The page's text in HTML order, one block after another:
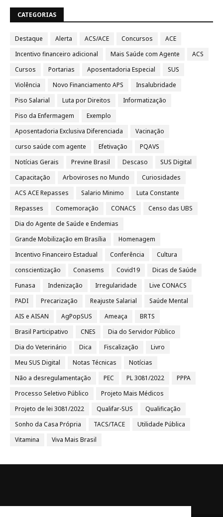
CATEGORIAS
Destaque Alerta ACS/ACE Concursos
ACE
Incentivo financeiro adicional
Mais Saúde com Agente
ACS
Cursos
Portarias Aposentadoria Especial
SUS
Violência
Novo Financiamento APS
Insalubridade
Piso Salarial
Luta por Direitos
Informatização
Piso da Enfermagem
Exemplo
Aposentadoria Exclusiva Diferenciada
Vacinação
curso saúde com agente
Efetivação
PQAVS
Notícias Gerais
Previne Brasil Descaso
SUS Digital
Capacitação
Arboviroses no Mundo
Curiosidades
ACS ACE Repasses
Salario Minimo
Luta Constante
Repasses
Comemoração CONACS
Censo das UBS
Dia do Agente de Saúde e Endemias
Grande Mobilização em Brasília
Homenagem
Incentivo Financeiro Estadual
Conferência
Cultura
conscientização
Conasems Covid19
Dicas de Saúde
Funasa
Indenização Irregularidade
Live CONACS
PADI
Precarização Reajuste Salarial
Saúde Mental
AIS e AISAN
AgPopSUS Ameaça
BRTS
Brasil Participativo
CNES
Dia do Servidor Público
Dia do Veterinário
Dica Fiscalização
Livro
Meu SUS Digital
Notas Técnicas
Notícias
Não a desregulamentação
PEC PL 3081/2022
PPPA
Processo Seletivo Público
Projeto Mais Médicos
Projeto de lei 3081/2022
Qualifar-SUS
Qualificação
Sonho da Casa Própria
TACS/TACE
Utilidade Pública
Vitamina
Viva Mais Brasil